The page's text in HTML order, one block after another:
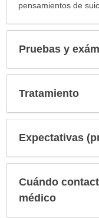
pensamientos de
Pruebas y
Tratamiento
Expectativas
Cuándo
médico